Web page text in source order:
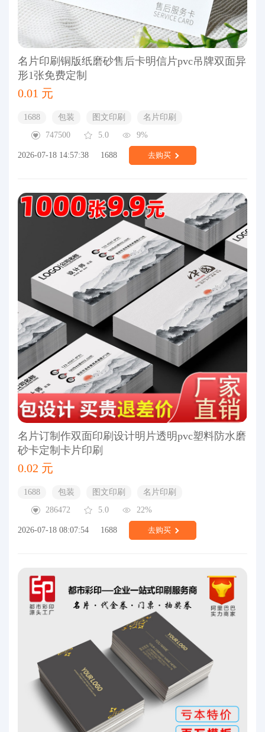
名片印刷铜版纸磨砂售后卡明信片pvc吊牌双面异
形1张免费定制
0.01 元
1688 包装 图文印刷
名片印刷
747500
5.0 9%
2026-07-18 14:57:38 1688 去购买
名片订制作双面印刷设计明片透明pvc塑料防水磨
砂卡定制卡片印刷
0.02 元
1688 包装 图文印刷
名片印刷
286472
5.0 22%
2026-07-18 08:07:54 1688 去购买